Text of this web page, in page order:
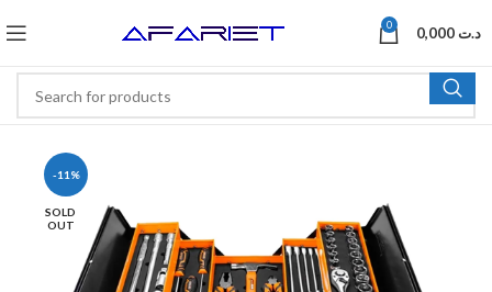
0 د.ت
-11%
SOLD
OUT